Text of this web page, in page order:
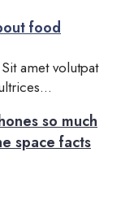
food
amet volutpat
...
so much
space facts